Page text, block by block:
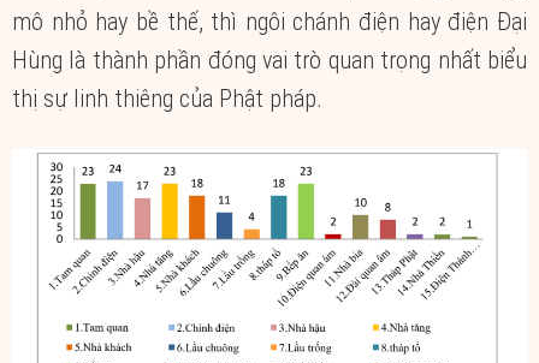
mô nhỏ hay bề thế, thì ngôi chánh điện hay điện Đại
Hùng là thành phần đóng vai trò quan trọng nhất biểu
thị sự linh thiêng của Phật pháp.